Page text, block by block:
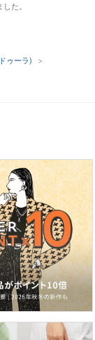
た。
ゥーラ)